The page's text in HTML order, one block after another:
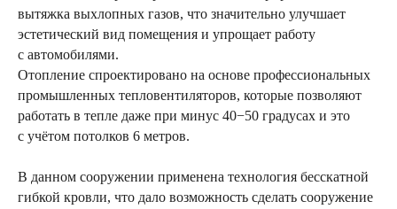
вытяжка выхлопных газов, что значительно улучшает
эстетический вид помещения и упрощает работу
с автомобилями.
Отопление спроектировано на основе профессиональных
промышленных тепловентиляторов, которые позволяют
работать в тепле даже при минус 40−50 градусах и это
с учётом потолков 6 метров.
В данном сооружении применена технология бесскатной
гибкой кровли, что дало возможность сделать сооружение